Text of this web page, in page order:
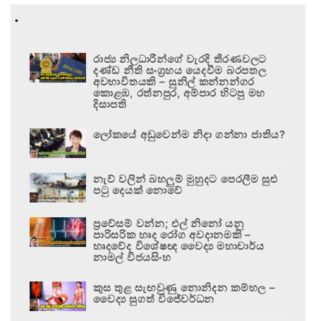
.
රාජ්‍ය නිලධාරීන්ගේ වැරදි තීරණවලට
දණ්ඩ නීති සංග්‍රහය යෙදවීම බරපතල
අවභාවිතයකි – සුනිල් කන්නන්ගර
කොළඹ, රත්නපුර, අම්පාර හිටපු මහ
දිසාපති
ලෝකයේ අඩුවෙන්ම නිදා ගන්නා ජාතිය?
නැව් වලින් බහලුම් මුහුදට පෙරලීම සුළු
පටු දෙයක් නොවේ
ප්‍රවේසම් වන්න; එල් නිනෝ යනු
පාරිසරික හෘද රෝග අවදානමකි –
හෘදවේද විශේෂඥ වෛද්‍ය මහාචාර්ය
නාමල් විජයසිංහ
කුස තුළ සැඟවුණු නොනිදන කම්හල –
වෛද්‍ය සුගත් විජේවර්ධන